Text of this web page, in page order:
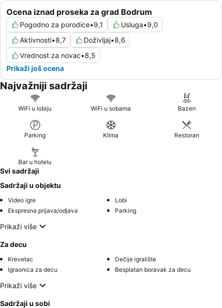
Ocena iznad proseka za grad Bodrum
Pogodno za porodice•9,1 Usluga•9,0
Aktivnosti•8,7 Doživljaj•8,6
Vrednost za novac•8,5
Prikaži još ocena
Najvažniji sadržaji
WiFi u lobiju WiFi u sobama Bazen
Parking Klima Restoran
Bar u hotelu
Svi sadržaji
Sadržaji u objektu
Video igre
Lobi
Ekspresna prijava/odjava
Parking
Prikaži više
Za decu
Krevetac
Dečije igralište
Igraonica za decu
Besplatan boravak za decu
Prikaži više
Sadržaji u sobi